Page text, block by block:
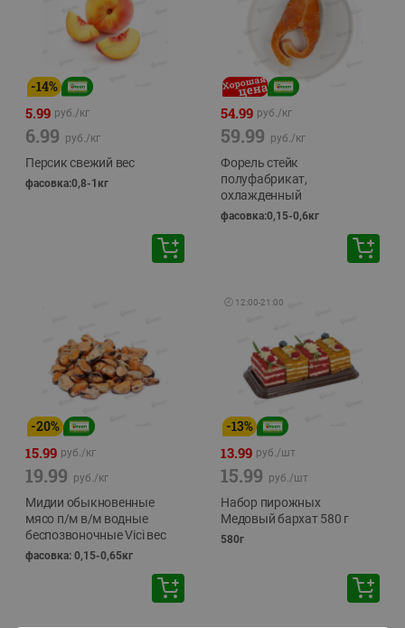
-14%
5.99 руб./кг
6.99 руб./кг
Персик свежий вес
фасовка:0,8-1кг
54.99 руб./кг
59.99 руб./кг
Форель стейк
полуфабрикат,
охлажденный
фасовка:0,15-0,6кг
-20%
15.99 руб./кг
19.99 руб./кг
Мидии обыкновенные
мясо п/м в/м водные
беспозвоночные Vici вес
фасовка: 0,15-0,65кг
🕘 12:00-21:00
-13%
13.99 руб./шт
15.99 руб./шт
Набор пирожных
Медовый бархат 580 г
580г